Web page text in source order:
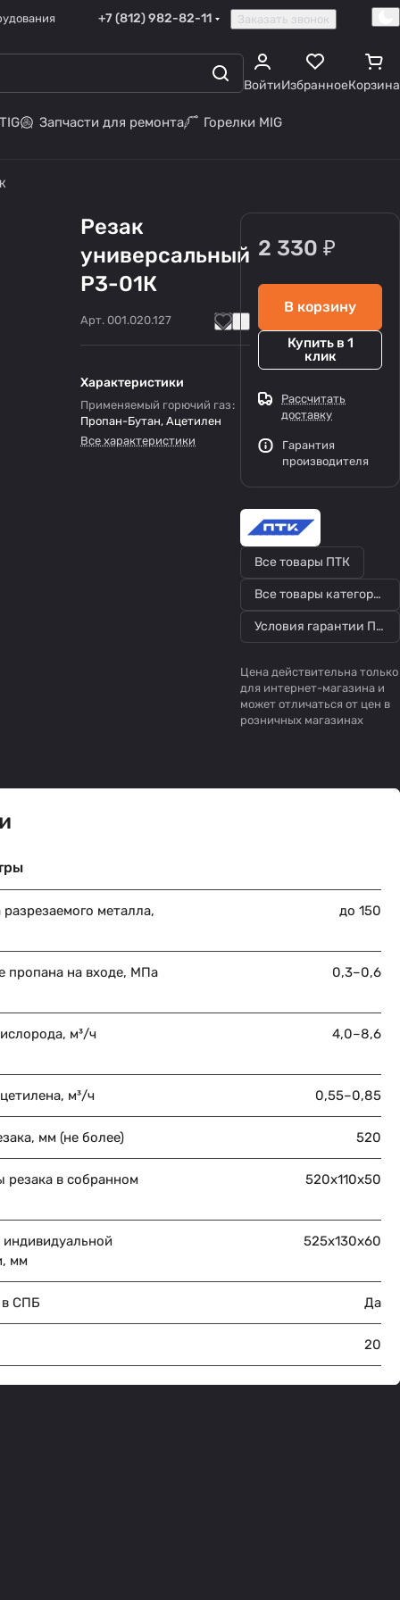
+7 (812) 982-82-11 Заказать звонок
ВойтиИзбранноеКорзина
Запчасти для ремонта Горелки MIG
Резак
универсальный
Р3-01К
Арт. 001.020.127
Характеристики
Применяемый горючий газ :
Пропан-Бутан, Ацетилен
Все характеристики
2 330 ₽
В корзину
Купить в 1
клик
Рассчитать
доставку
Гарантия
производителя
Все товары ПТК
Все товары категории
Условия гарантии ПТК
Цена действительна только
для интернет-магазина и
может отличаться от цен в
розничных магазинах
металла, до 150
пропана на входе, МПа 0,3–0,6
м³/ч 4,0–8,6
м³/ч 0,55–0,85
мм (не более) 520
резака в собранном 520х110х50
мм
525х130х60
СПБ Да
20